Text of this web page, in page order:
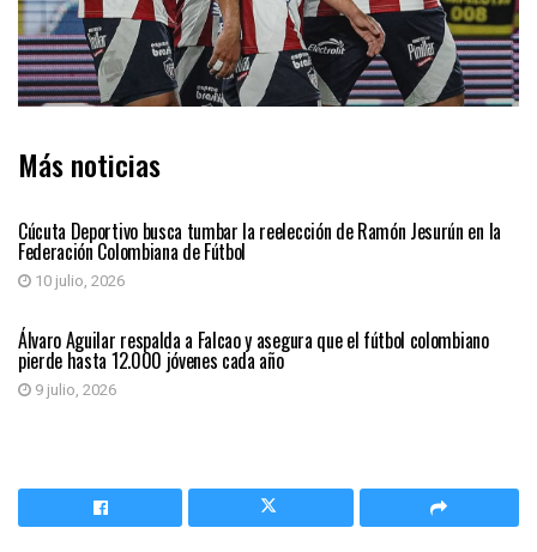
Más noticias
Cúcuta Deportivo busca tumbar la reelección de Ramón Jesurún en la
Federación Colombiana de Fútbol
10 julio, 2026
DEPORTES
Álvaro Aguilar respalda a Falcao y asegura que el fútbol colombiano
pierde hasta 12.000 jóvenes cada año
9 julio, 2026